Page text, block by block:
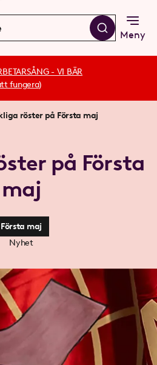
Meny
- VI BÄR
fungera)
röster på Första maj
på Första
maj
Första maj
Nyhet